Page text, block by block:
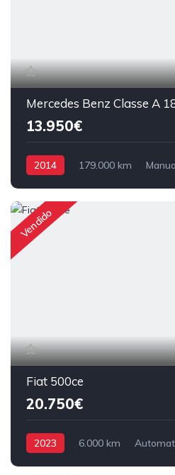
Mercedes Benz Classe A
13.950€
2014 179.000 km
Vendido
Fiat 500ce
20.750€
2023 6.000 km